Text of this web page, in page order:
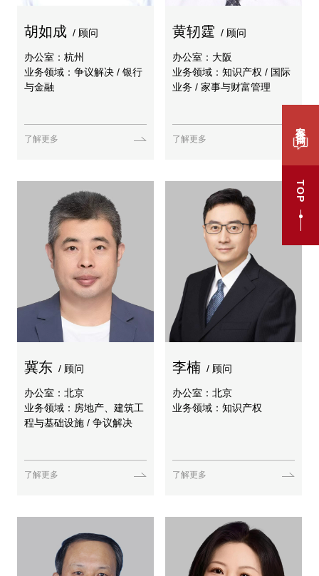
TOP
胡如成 / 顾问
办公室：杭州
业务领域：争议解决 / 银行
与金融
了解更多
黄轫霆 / 顾问
办公室：大阪
业务领域：知识产权 / 国际
业务 / 家事与财富管理
了解更多
冀东 / 顾问
办公室：北京
业务领域：房地产、建筑工
程与基础设施 / 争议解决
了解更多
李楠 / 顾问
办公室：北京
业务领域：知识产权
了解更多